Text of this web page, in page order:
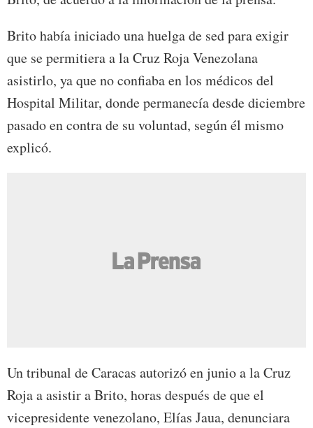
Brito había iniciado una huelga de sed para exigir
que se permitiera a la Cruz Roja Venezolana
asistirlo, ya que no confiaba en los médicos del
Hospital Militar, donde permanecía desde diciembre
pasado en contra de su voluntad, según él mismo
explicó.
Un tribunal de Caracas autorizó en junio a la Cruz
Roja a asistir a Brito, horas después de que el
vicepresidente venezolano, Elías Jaua, denunciara